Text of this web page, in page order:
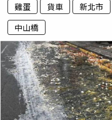
雞蛋 貨車 新北市
中山橋